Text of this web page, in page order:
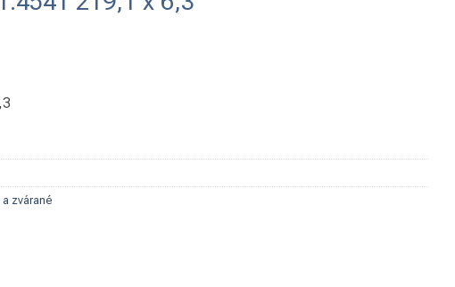
zvárané